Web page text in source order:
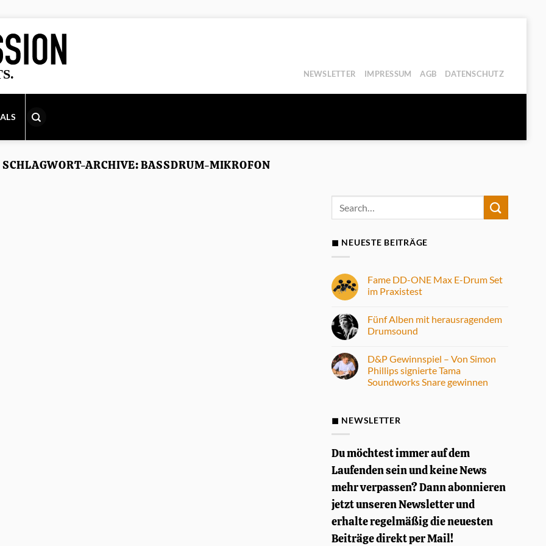
NEWSLETTER IMPRESSUM AGB DATENSCHUTZ
SCHLAGWORT-ARCHIVE:BASSDRUM-MIKROFON
◼ NEUESTE BEITRÄGE
Fame DD-ONE Max E-Drum Set
im Praxistest
zu
Fame
DD-
E-
Drum
Set
im
Fünf Alben mit herausragendem
Drumsound
zu
Fünf
Alben
mit
D&P Gewinnspiel – Von Simon
Phillips signierte Tama
Soundworks Snare gewinnen
D&P
Gewinnspiel
Simon
Phillips
signierte
Tama
Snare
◼ NEWSLETTER
Du möchtest immer auf dem
Laufenden sein und keine News
mehr verpassen? Dann abonnieren
jetzt unseren Newsletter und
erhalte regelmäßig die neuesten
Beiträge direkt per Mail!